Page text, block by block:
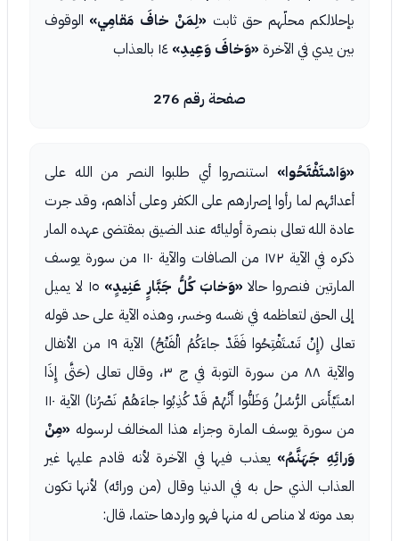
بإحلالكم محلّهم حق ثابت «لِمَنْ خافَ مَقامِي» الوقوف
بين يدي في الآخرة «وَخافَ وَعِيدِ»
صفحة رقم 276
«وَاسْتَفْتَحُوا» استنصروا أي طلبوا النصر من الله على
أعدائهم لما رأوا إصرارهم على الكفر وعلى أذاهم، وقد جرت
عادة الله تعالى بنصرة أوليائه عند الضيق بمقتضى عهده المار
ذكره في الآية ١٧٢ من الصافات والآية ١١٠ من سورة يوسف
المارتين فنصروا حالا «وَخابَ كُلُّ جَبَّارٍ عَنِيدٍ»
١٥ لا يميل
إلى الحق لتعاظمه في نفسه وخسر، وهذه الآية على حد قوله
تعالى (إِنْ تَسْتَفْتِحُوا فَقَدْ جاءَكُمُ الْفَتْحُ) الآية ١٩ من الأنفال
والآية ٨٨ من سورة التوبة في ج ٣، وقال تعالى (حَتَّى إِذَا
اسْتَيْأَسَ الرُّسُلُ وَظَنُّوا أَنَّهُمْ قَدْ كُذِبُوا جاءَهُمْ نَصْرُنا) الآية ١١٠
من سورة يوسف المارة وجزاء هذا المخالف لرسوله «مِنْ
وَرائِهِ جَهَنَّمُ» يعذب فيها في الآخرة لأنه قادم عليها غير
العذاب الذي حل به في الدنيا وقال (من ورائه) لأنها تكون
بعد موته لا مناص له منها فهو واردها حتما، قال: